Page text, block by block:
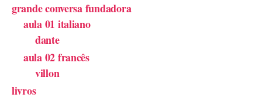
grande conversa fundadora
aula 01 italiano
dante
aula 02 francês
villon
livros